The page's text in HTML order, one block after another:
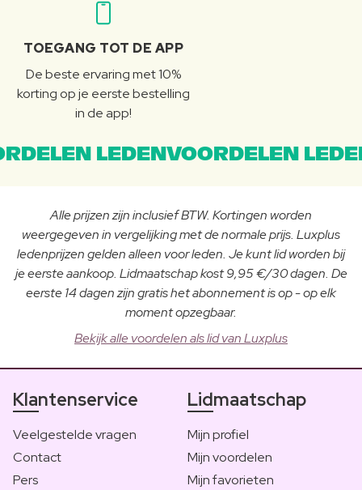
TOEGANG TOT DE APP
De beste ervaring met 10%
korting op je eerste bestelling
in de app!
LEDENVOORDELEN
Alle prijzen zijn inclusief BTW. Kortingen worden
weergegeven in vergelijking met de normale prijs. Luxplus
ledenprijzen gelden alleen voor leden. Je kunt lid worden bij
je eerste aankoop. Lidmaatschap kost 9,95 €/30 dagen. De
eerste 14 dagen zijn gratis het abonnement is op - op elk
moment opzegbaar.
Bekijk alle voordelen als lid van Luxplus
Klantenservice
Veelgestelde vragen
Contact
Pers
Lidmaatschap
Mijn profiel
Mijn voordelen
Mijn favorieten